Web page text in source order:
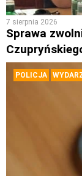
7 sierpnia 2026
Sprawa
POLICJA